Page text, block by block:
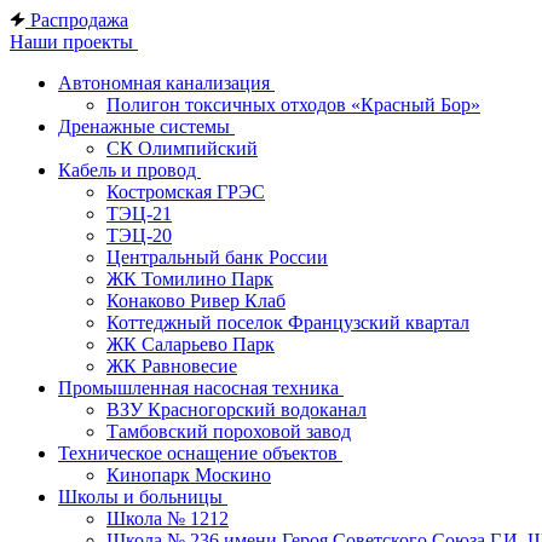
Распродажа
Наши проекты
Автономная канализация
Полигон токсичных отходов «Красный Бор»
Дренажные системы
СК Олимпийский
Кабель и провод
Костромская ГРЭС
ТЭЦ-21
ТЭЦ-20
Центральный банк России
ЖК Томилино Парк
Конаково Ривер Клаб
Коттеджный поселок Французский квартал
ЖК Саларьево Парк
ЖК Равновесие
Промышленная насосная техника
ВЗУ Красногорский водоканал
Тамбовский пороховой завод
Техническое оснащение объектов
Кинопарк Москино
Школы и больницы
Школа № 1212